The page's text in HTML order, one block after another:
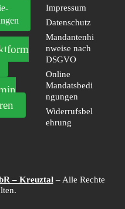
Impressum
Datenschutz
Mandantenhi
nweise nach
DSGVO
Online
Mandatsbedi
ngungen
Widerrufsbel
ehrung
– Kreuztal– Alle Rechte